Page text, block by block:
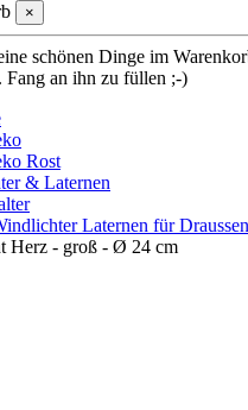
×
schönen Dinge im
Fang an ihn zu füllen ;-)
Rost
& Laternen
Laternen für Draussen
Herz - groß - Ø 24 cm